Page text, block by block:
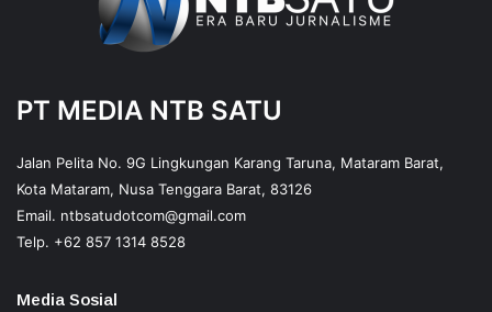
PT MEDIA NTB SATU
Jalan Pelita No. 9G Lingkungan Karang Taruna, Mataram Barat,
Kota Mataram, Nusa Tenggara Barat, 83126
Email. ntbsatudotcom@gmail.com
Telp. +62 857 1314 8528
Media Sosial